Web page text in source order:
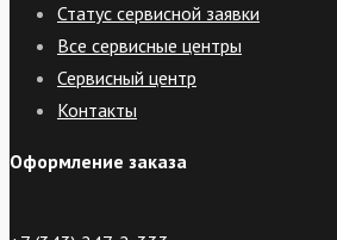
Статус сервисной заявки
Все сервисные центры
Сервисный центр
Контакты
Оформление заказа